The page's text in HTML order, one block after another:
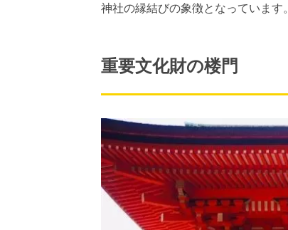
神社の縁結びの象徴となっています。
重要文化財の楼門